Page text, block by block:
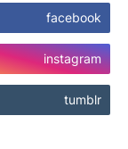
facebook
instagram
tumblr